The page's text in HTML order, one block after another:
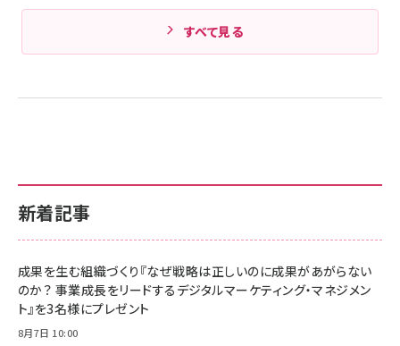
新着記事
成果を生む組織づくり『なぜ戦略は正しいのに成果があがらない
のか？ 事業成長をリードするデジタルマーケティング・マネジメン
ト』を3名様にプレゼント
8月7日 10:00
すべて見る